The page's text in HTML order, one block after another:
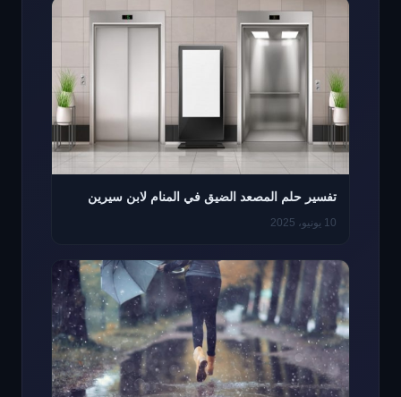
تفسير حلم المصعد الضيق في المنام لابن سيرين
10 يونيو، 2025